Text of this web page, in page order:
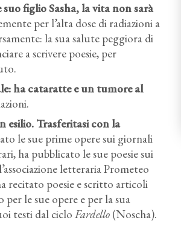
figlio Sasha, la vita non sarà
per l’alta dose di radiazioni a
la sua salute peggiora di
a scrivere poesie, per
ha cataratte e un tumore al
esilio. Trasferitasi con la
le sue prime opere sui giornali
ha pubblicato le sue poesie sui
letteraria Prometeo
recitato poesie e scritto articoli
le sue opere e per la sua
testi dal ciclo Fardello (Noscha).